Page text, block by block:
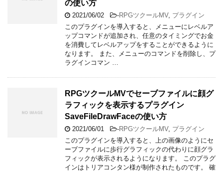
の使い方
2021/06/02 -RPGツクールMV, プラグイン
このプラグインを導入すると、メニューにレベルア
ップコマンドが追加され、任意のタイミングでお金
を消費してレベルアップをすることができるように
なります。 また、メニューのコマンドを削除し、プ
ラグインコマン …
RPGツクールMVでセーブファイルに顔グ
ラフィックを表示するプラグイン
SaveFileDrawFaceの使い方
2021/06/01 -RPGツクールMV, プラグイン
このプラグインを導入すると、上の画像のようにセ
ーブファイルに歩行グラフィックの代わりに顔グラ
フィックが表示されるようになります。 このプラグ
インはトリアコンタン様が制作されたものです。 確